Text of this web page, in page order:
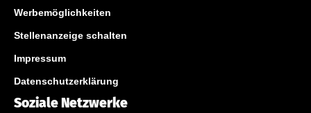
Werbemöglichkeiten
Stellenanzeige schalten
Impressum
Datenschutzerklärung
Soziale Netzwerke